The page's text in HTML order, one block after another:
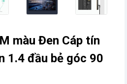
màu Đen Cáp tín
1.4 đầu bẻ góc 90